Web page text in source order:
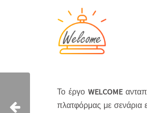
Το έργοWELCOME
πλατφόρμας με σενάρια